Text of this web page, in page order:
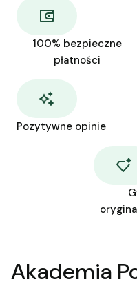
100% bezpieczne
płatności
Pozytywne opinie
Akademia